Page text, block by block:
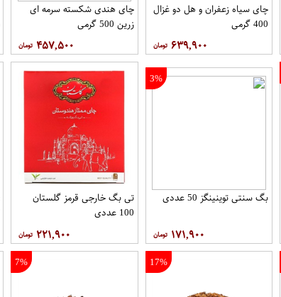
چای سیاه زعفران و هل دو غزال
400 گرمی
۶۳۹,۹۰۰
چای هندی شکسته سرمه ای
زرین 500 گرمی
۴۵۷,۵۰۰
3%
بگ سنتی توینینگز 50 عددی
۱۷۱,۹۰۰
تی بگ خارجی قرمز گلستان
100 عددی
۲۲۱,۹۰۰
17%
7%